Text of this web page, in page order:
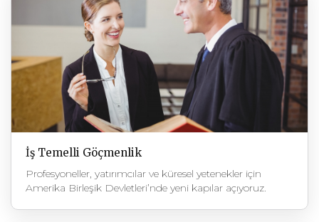
İş Temelli Göçmenlik
Profesyoneller, yatırımcılar ve küresel yetenekler için
Amerika Birleşik Devletleri’nde yeni kapılar açıyoruz.